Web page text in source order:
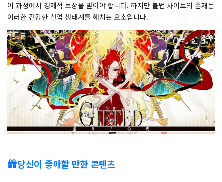
이 과정에서 경제적 보상을 받아야 합니다. 하지만 불법 사이트의 존재는
이러한 건강한 산업 생태계를 해치는 요소입니다.
당신이 좋아할 만한 콘텐츠